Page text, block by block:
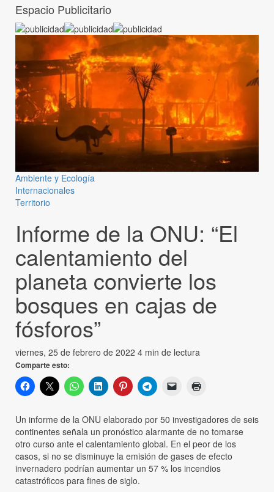
Espacio Publicitario
Ambiente y Ecología
Internacionales
Territorio
Informe de la ONU: “El
calentamiento del
planeta convierte los
bosques en cajas de
fósforos”
viernes, 25 de febrero de 2022 4 min de lectura
Comparte esto:
Un informe de la ONU elaborado por 50 investigadores de seis
continentes señala un pronóstico alarmante de no tomarse
otro curso ante el calentamiento global. En el peor de los
casos, si no se disminuye la emisión de gases de efecto
invernadero podrían aumentar un 57 % los incendios
catastróficos para fines de siglo.